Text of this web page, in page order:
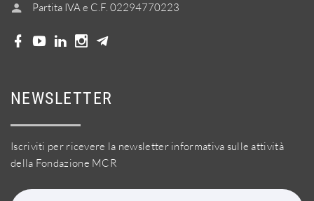
Partita IVA e C.F. 02294770223
NEWSLETTER
Iscriviti per ricevere la newsletter informativa sulle attività
della Fondazione MCR